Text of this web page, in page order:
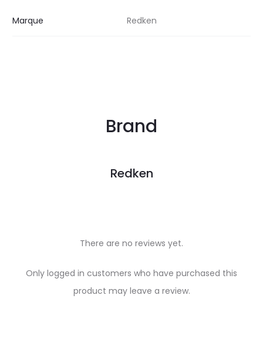
Marque Redken
Brand
Redken
There are no reviews yet.
Only logged in customers who have purchased this
product may leave a review.